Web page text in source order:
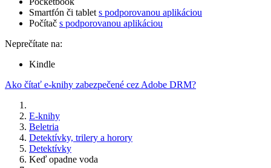
Smartfón či tablet s podporovanou aplikáciou
Počítač s podporovanou aplikáciou
Neprečítate na:
Kindle
Ako čítať e-knihy zabezpečené cez Adobe DRM?
E-knihy
Beletria
Detektívky, trilery a horory
Detektívky
Keď opadne voda